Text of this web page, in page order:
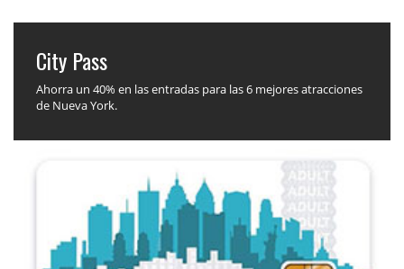
City Pass
Ahorra un 40% en las entradas para las 6 mejores atracciones
de Nueva York.